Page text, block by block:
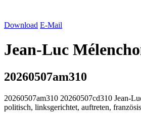
Download E-Mail
Jean-Luc
20260507am310
20260507am310 20260507cd310 Jean-
politisch, linksgerichtet, auftreten,